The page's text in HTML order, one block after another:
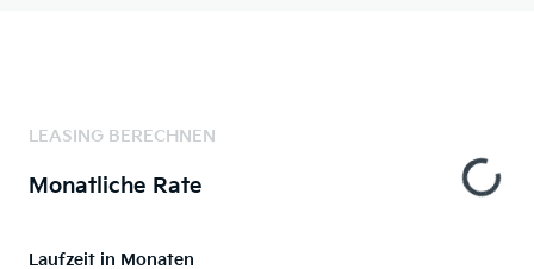
LEASING BERECHNEN
Monatliche Rate
Laufzeit in Monaten